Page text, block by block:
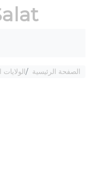
الصفحة الرئيسية الولايات